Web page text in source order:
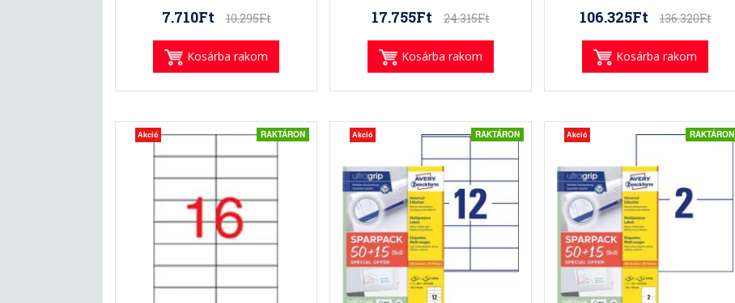
7.710Ft 10.295Ft
Kosárba rakom
17.755Ft 24.315Ft
Kosárba rakom
106.325Ft 136.320Ft
Kosárba rakom
Akció RAKTÁRON Akció RAKTÁRON Akció RAKTÁRON